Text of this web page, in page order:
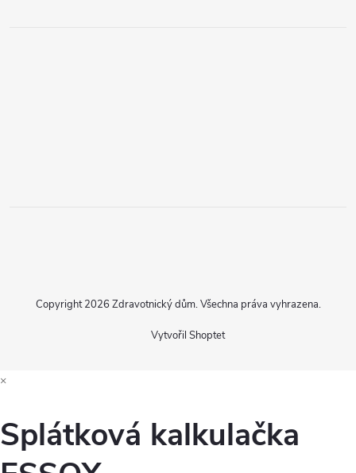
Vytvořil Shoptet
Copyright 2026 Zdravotnický dům. Všechna práva vyhrazena.
×
Splátková kalkulačka